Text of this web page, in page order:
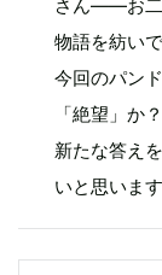
さん――お二
物語を紡い
今回のパン
「絶望」か
新たな答え
いと思います